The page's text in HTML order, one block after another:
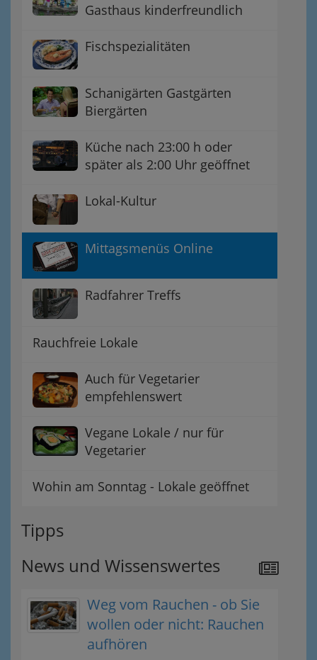
Gasthaus kinderfreundlich
Fischspezialitäten
Schanigärten Gastgärten
Biergärten
Küche nach 23:00 h oder
später als 2:00 Uhr geöffnet
Lokal-Kultur
Mittagsmenüs Online
Radfahrer Treffs
Rauchfreie Lokale
Auch für Vegetarier
empfehlenswert
Vegane Lokale / nur für
Vegetarier
Wohin am Sonntag - Lokale geöffnet
Tipps
News und Wissenswertes
Weg vom Rauchen - ob Sie
wollen oder nicht: Rauchen
aufhören